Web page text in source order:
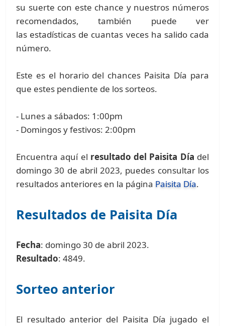
su suerte con este chance y nuestros números
recomendados, también puede ver
las estadísticas de cuantas veces ha salido cada
número.
Este es el horario del chances Paisita Día para
que estes pendiente de los sorteos.
- Lunes a sábados: 1:00pm
- Domingos y festivos: 2:00pm
Encuentra aquí el resultado del Paisita Día del
domingo 30 de abril 2023, puedes consultar los
resultados anteriores en la página Paisita Día.
Resultados de Paisita Día
Fecha: domingo 30 de abril 2023.
Resultado: 4849.
Sorteo anterior
El resultado anterior del Paisita Día jugado el